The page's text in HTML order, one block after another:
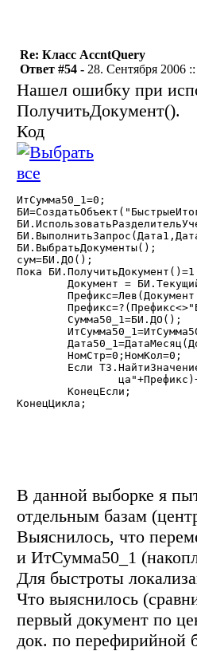
Re: Класс AccntQuery
Ответ #54 - 28. Сентября 2006
Нашел ошибку при
ПолучитьДокумент().
Код
ИтСумма50_1=0;
БИ.ВыбратьДокументы();
сум=БИ.ДО();
Пока
КонецЦикла;
В данной выборке я
отдельным базам
Выяснилось, что
и ИтСумма50_1
Для быстроты
Что выяснилось
первый документ по
док. по перефирийной